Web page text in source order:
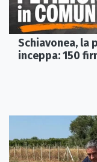
Schiavonea, la
inceppa: 150